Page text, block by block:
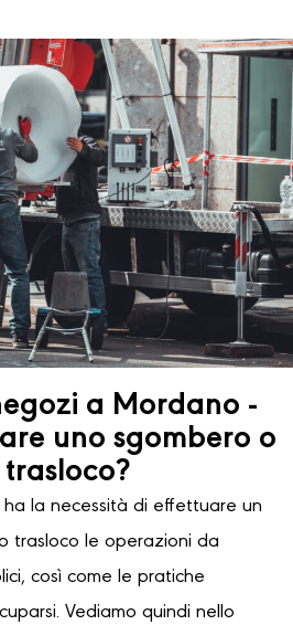
a Mordano -
uno sgombero o
trasloco?
ha la necessità di effettuare un
trasloco le operazioni da
così come le pratiche
Vediamo quindi nello